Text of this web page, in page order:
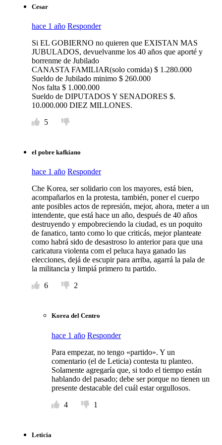
Cesar
hace 1 año Responder
Si EL GOBIERNO no quieren que EXISTAN MAS
JUBULADOS, devuelvanme los 40 años que aporté y
borrenme de Jubilado
CANASTA FAMILIAR(solo comida) $ 1.280.000
Sueldo de Jubilado minimo $ 260.000
Nos falta $ 1.000.000
Sueldo de DIPUTADOS Y SENADORES $.
10.000.000 DIEZ MILLONES.
5
el pobre kafkiano
hace 1 año Responder
Che Korea, ser solidario con los mayores, está bien,
acompañarlos en la protesta, también, poner el cuerpo
ante posibles actos de represión, mejor, ahora, meter a un
intendente, que está hace un año, después de 40 años
destruyendo y empobreciendo la ciudad, es un poquito
de fanatico, tanto como lo que criticás, mejor planteate
como habrá sido de desastroso lo anterior para que una
caricatura violenta com el peluca haya ganado las
elecciones, dejá de escupir para arriba, agarrá la pala de
la militancia y limpiá primero tu partido.
6
2
Korea del Centro
hace 1 año Responder
Para empezar, no tengo «partido». Y un
comentario (el de Leticia) contesta tu planteo.
Solamente agregaría que, si todo el tiempo están
hablando del pasado; debe ser porque no tienen un
presente destacable del cuál estar orgullosos.
4
1
Leticia